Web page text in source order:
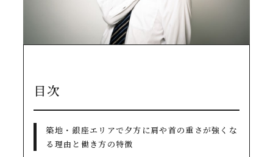
目次
築地・銀座エリアで夕方に肩や首の重さが強くな
る理由と働き方の特徴